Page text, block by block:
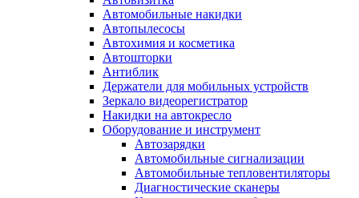
Автомобильные накидки
Автопылесосы
Автохимия и косметика
Автошторки
Антиблик
Держатели для мобильных устройств
Зеркало видеорегистратор
Накидки на автокресло
Оборудование и инструмент
Автозарядки
Автомобильные сигнализации
Автомобильные тепловентиляторы
Диагностические сканеры